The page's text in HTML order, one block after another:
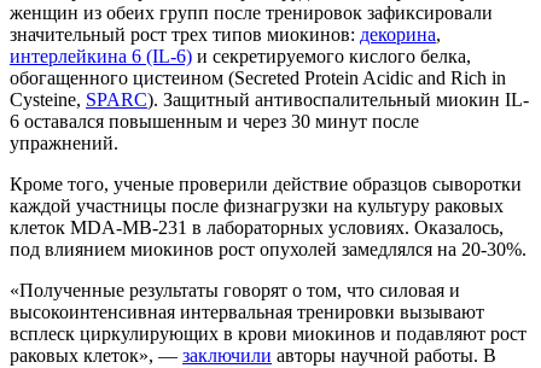
женщин из обеих групп после тренировок зафиксировали
значительный рост трех типов миокинов: декорина,
интерлейкина 6 (IL-6) и секретируемого кислого белка,
обогащенного цистеином (Secreted Protein Acidic and Rich in
Cysteine, SPARC). Защитный антивоспалительный миокин IL-
6 оставался повышенным и через 30 минут после
упражнений.
Кроме того, ученые проверили действие образцов сыворотки
каждой участницы после физнагрузки на культуру раковых
клеток MDA-MB-231 в лабораторных условиях. Оказалось,
под влиянием миокинов рост опухолей замедлялся на 20-30%.
«Полученные результаты говорят о том, что силовая и
высокоинтенсивная интервальная тренировки вызывают
всплеск циркулирующих в крови миокинов и подавляют рост
раковых клеток», — заключили авторы научной работы. В